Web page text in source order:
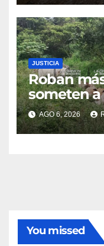
JUSTICIA
Roban
someten a
AGO 6, 2026
You missed